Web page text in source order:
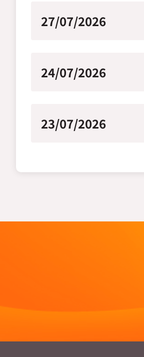
27/07/2026
24/07/2026
23/07/2026